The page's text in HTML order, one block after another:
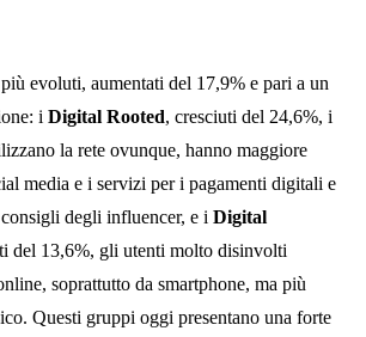
evoluti, aumentati del 17,9% e pari a un
i Digital Rooted, cresciuti del 24,6%, i
la rete ovunque, hanno maggiore
media e i servizi per i pagamenti digitali e
degli influencer, e i Digital
del 13,6%, gli utenti molto disinvolti
soprattutto da smartphone, ma più
Questi gruppi oggi presentano una forte